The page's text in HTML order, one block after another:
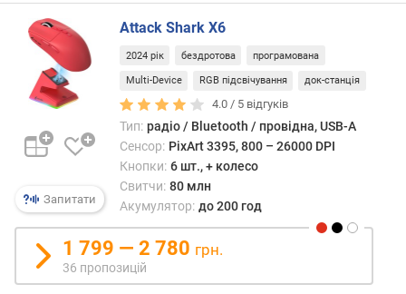
д
г
у
к
а
м
з
д
а
о
Запитати
Attack Shark X6
2024 рік бездротова програмована
Multi-Device RGB підсвічування док-станція
4.0 / 5 відгуків
Тип: радіо / Bluetooth / провідна, USB-A
Сенсор: PixArt 3395, 800 – 26000 DPI
Кнопки: 6 шт., + колесо
Свитчи: 80 млн
Акумулятор: до 200 год
1 799 — 2 780 грн.
36 пропозицій